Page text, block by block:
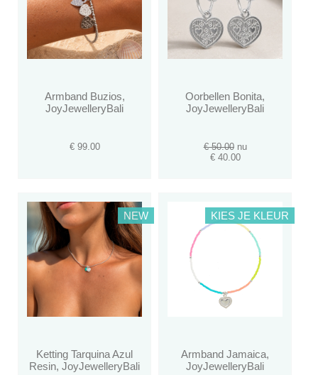
Armband Buzios,
JoyJewelleryBali
€ 99.00
Oorbellen Bonita,
JoyJewelleryBali
€ 50.00nu
€ 40.00
NEW
Ketting Tarquina Azul
Resin, JoyJewelleryBali
KIES JE KLEUR
Armband Jamaica,
JoyJewelleryBali